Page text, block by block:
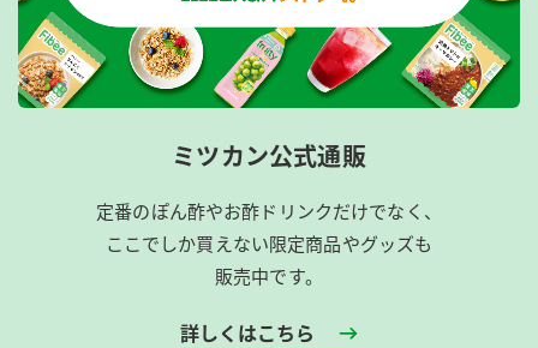
ミツカン公式通販
定番のぽん酢やお酢ドリンクだけでなく、
ここでしか買えない限定商品やグッズも
販売中です。
詳しくはこちら